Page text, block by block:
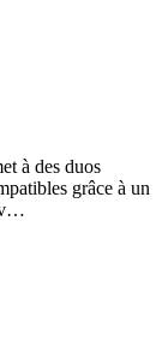
à des duos
grâce à un
…